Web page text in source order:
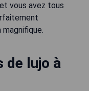
vous avez tous
de lujo à